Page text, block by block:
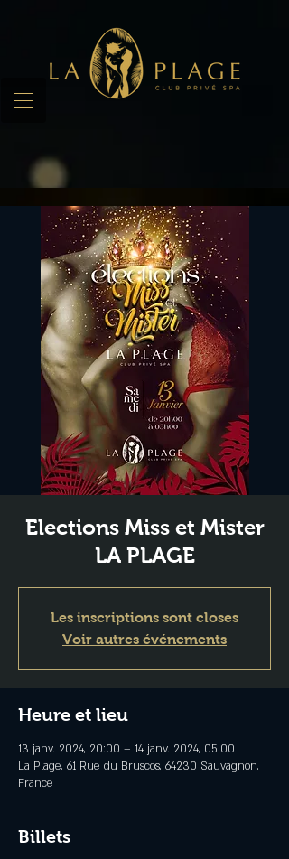
Elections Miss et Mister
LA PLAGE
Les inscriptions sont closes
Voir autres événements
Heure et lieu
13 janv. 2024, 20:00 – 14 janv. 2024, 05:00
La Plage, 61 Rue du Bruscos, 64230 Sauvagnon,
France
Billets